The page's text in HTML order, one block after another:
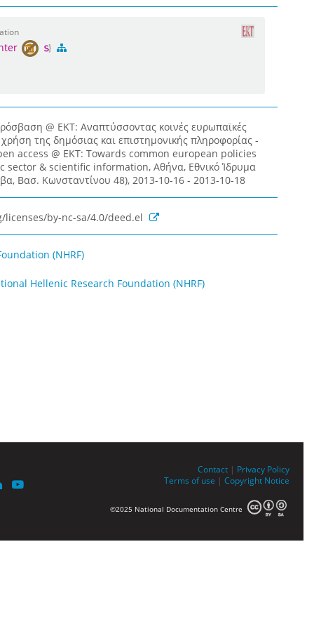
@ ΕΚΤ: Αναπτύσσοντας κοινές ευρωπαϊκές
χρήση της δημόσιας και επιστημονικής πληροφορίας -
access @ ΕΚΤ: Towards common european policies
& scientific information, Αθήνα, Εθνικό Ίδρυμα
Bασ. Κωνσταντίνου 48), 2013-10-16 - 2013-10-18
by-nc-sa/4.0/deed.el
(NHRF)
Hellenic Research Foundation (NHRF)
Contact | Privacy Policy
Terms of use | Copyright Notice
©2025 National Documentation Centre